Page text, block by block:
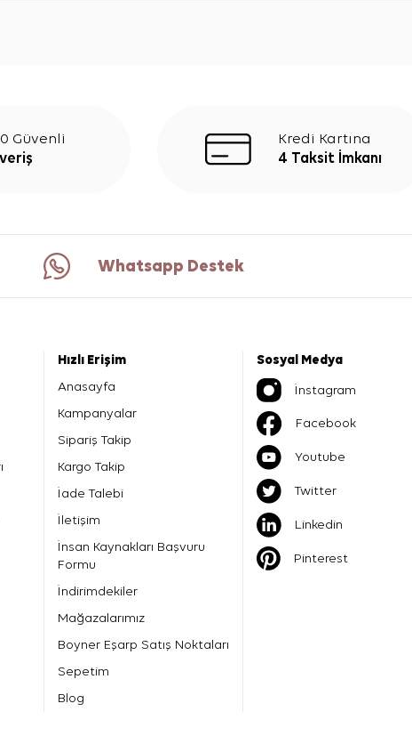
Güvenli
Kredi Kartına
4 Taksit İmkanı
Whatsapp Destek
Hızlı Erişim
Anasayfa
Kampanyalar
Sipariş Takip
Kargo Takip
İade Talebi
İletişim
İnsan Kaynakları Başvuru
Formu
İndirimdekiler
Mağazalarımız
Boyner Eşarp Satış Noktaları
Sepetim
Blog
Sosyal Medya
İnstagram
Facebook
Youtube
Twitter
Linkedin
Pinterest